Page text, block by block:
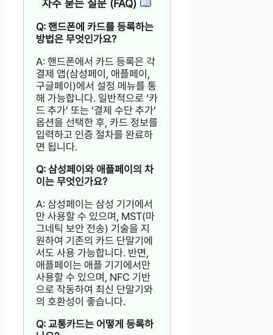
자주 묻는 질문 (FAQ)
Q: 핸드폰에 카드를 등록하는
방법은 무엇인가요?
A: 핸드폰에서 카드 등록은 각
결제 앱(삼성페이, 애플페이,
구글페이)에서 설정 메뉴를 통
해 가능합니다. 일반적으로 ‘카
드 추가’ 또는 ‘결제 수단 추가’
옵션을 선택한 후, 카드 정보를
입력하고 인증 절차를 완료하
면 됩니다.
Q: 삼성페이와 애플페이의 차
이는 무엇인가요?
A: 삼성페이는 삼성 기기에서
만 사용할 수 있으며, MST(마
그네틱 보안 전송) 기술을 지
원하여 기존의 카드 단말기에
서도 사용 가능합니다. 반면,
애플페이는 애플 기기에서만
사용할 수 있으며, NFC 기반
으로 작동하여 최신 단말기와
의 호환성이 좋습니다.
Q: 교통카드는 어떻게 등록하